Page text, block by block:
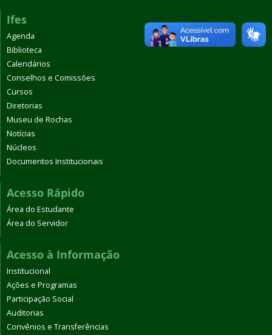
Ifes
Agenda
Biblioteca
Calendários
Conselhos e Comissões
Cursos
Diretorias
Museu de Rochas
Notícias
Núcleos
Documentos Institucionais
Acesso Rápido
Área do Estudante
Área do Servidor
Acesso à Informação
Institucional
Ações e Programas
Participação Social
Auditorias
Convênios e Transferências